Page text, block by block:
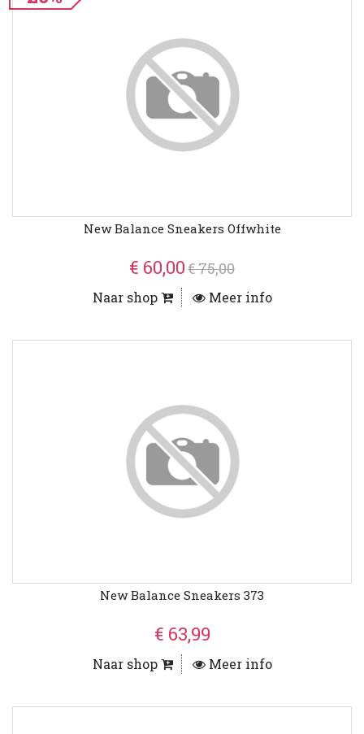
New Balance Sneakers Offwhite
€ 60,00€ 75,00
Naar shop Meer info
New Balance Sneakers 373
€ 63,99
Naar shop Meer info